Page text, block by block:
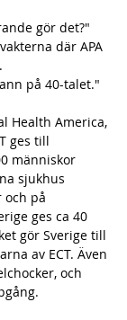
gör det?"
där APA
på 40-talet."
Health America,
ges till
människor
sjukhus
och på
ges ca 40
gör Sverige till
av ECT. Även
och